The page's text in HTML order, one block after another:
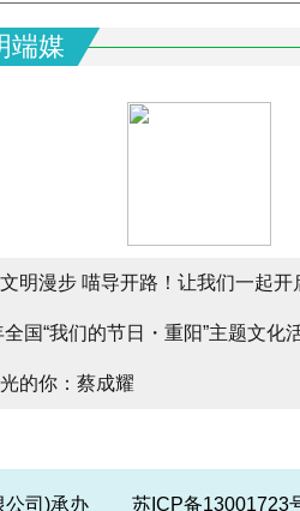
端媒
明漫步 喵导开路！让我们一起开
国“我们的节日・重阳”主题文化
的你：蔡成耀
限公司)承办 苏ICP备13001723